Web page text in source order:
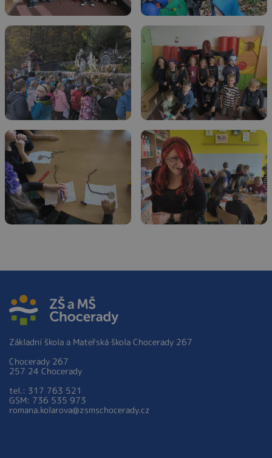
Základní škola a Mateřská škola Chocerady 267
Chocerady 267
257 24 Chocerady
tel.: 317 763 521
GSM: 736 535 973
romana.kolarova@zsmschocerady.cz